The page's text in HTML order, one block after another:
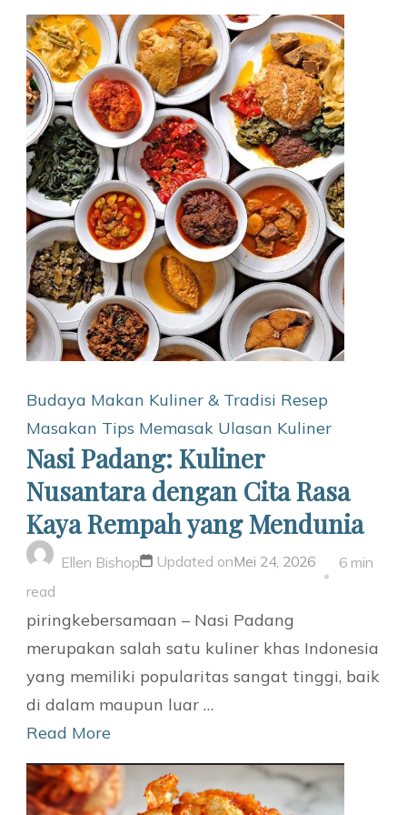
Budaya Makan Kuliner & Tradisi Resep
Masakan Tips Memasak Ulasan Kuliner
Nasi Padang: Kuliner
Nusantara dengan Cita Rasa
Kaya Rempah yang Mendunia
Ellen Bishop Updated onMei 24, 2026
6 min
read
piringkebersamaan – Nasi Padang
merupakan salah satu kuliner khas Indonesia
yang memiliki popularitas sangat tinggi, baik
di dalam maupun luar …
Read More